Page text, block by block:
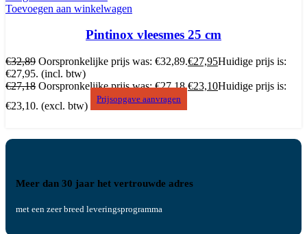
Toevoegen aan winkelwagen
Pintinox vleesmes 25 cm
€32,89 Oorspronkelijke prijs was: €32,89.€27,95Huidige prijs is:
€27,95. (incl. btw)
€27,18 Oorspronkelijke prijs was: €27,18.€23,10Huidige prijs is:
€23,10. (excl. btw)
Prijsopgave aanvragen
Meer dan 30 jaar het vertrouwde adres
met een zeer breed leveringsprogramma